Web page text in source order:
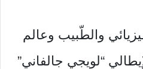
قام الفيزيائي والطّبيب وعالم
“لويجي جالفاني”